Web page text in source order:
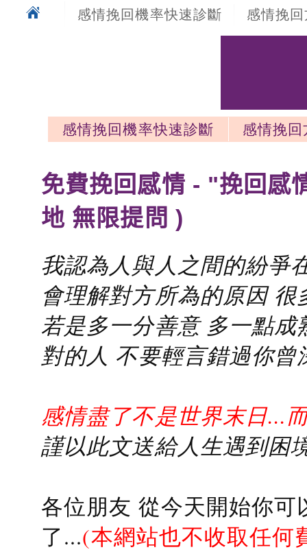
感情挽回機率快速診斷 感情挽
感情挽回機率快速診斷
感情挽
免費挽回感情 - "挽回感
地 無限提問 )
我認為人與人之間的紛爭
會理解對方所為的原因
若是多一分善意 多一點
對的人 不要輕言錯過你曾
感情盡了不是世界末日...
謹以此文送給人生遇到困
各位朋友 從今天開始你
了...(本網站也不收取任何